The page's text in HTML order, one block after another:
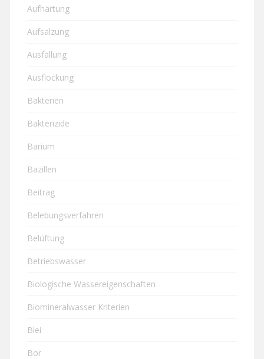
Aufhärtung
Aufsalzung
Ausfällung
Ausflockung
Bakterien
Bakterizide
Barium
Bazillen
Beitrag
Belebungsverfahren
Belüftung
Betriebswasser
Biologische Wassereigenschaften
Biomineralwasser Kriterien
Blei
Bor